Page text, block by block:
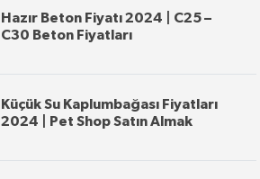
Hazır Beton Fiyatı 2024 | C25 –
C30 Beton Fiyatları
Küçük Su Kaplumbağası Fiyatları
2024 | Pet Shop Satın Almak